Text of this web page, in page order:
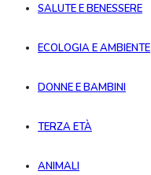
SALUTE E BENESSERE
ECOLOGIA E AMBIENTE
DONNE E BAMBINI
TERZA ETÀ
ANIMALI